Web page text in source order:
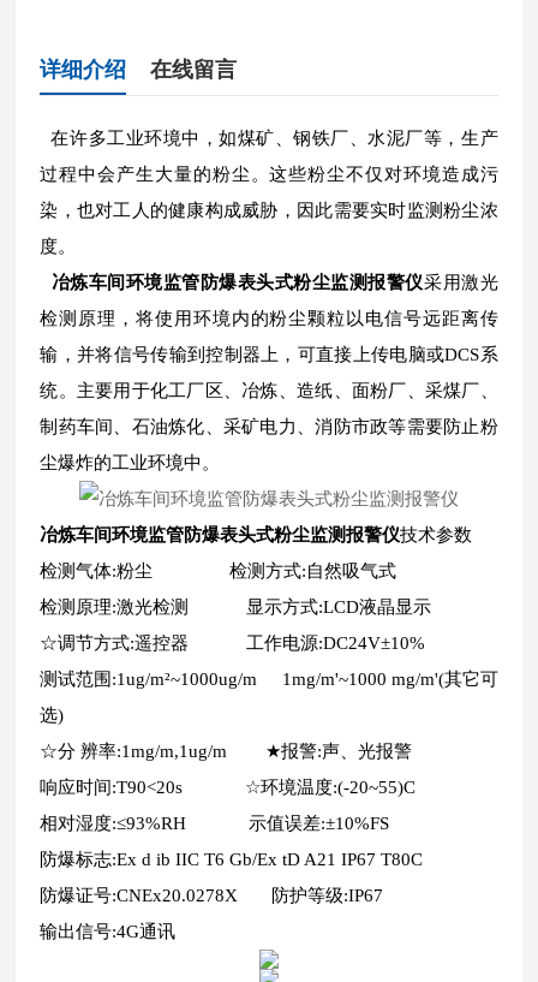
详细介绍 在线留言
在许多工业环境中，如煤矿、钢铁厂、水泥厂等，生产
过程中会产生大量的粉尘。这些粉尘不仅对环境造成污
染，也对工人的健康构成威胁，因此需要实时监测粉尘浓
度。
冶炼车间环境监管防爆表头式粉尘监测报警仪采用激光
检测原理，将使用环境内的粉尘颗粒以电信号远距离传
输，并将信号传输到控制器上，可直接上传电脑或DCS系
统。主要用于化工厂区、冶炼、造纸、面粉厂、采煤厂、
制药车间、石油炼化、采矿电力、消防市政等需要防止粉
尘爆炸的工业环境中。
冶炼车间环境监管防爆表头式粉尘监测报警仪技术参数
检测气体:粉尘 检测方式:自然吸气式
检测原理:激光检测 显示方式:LCD液晶显示
☆调节方式:遥控器 工作电源:DC24V±10%
测试范围:1ug/m²~1000ug/m 1mg/m'~1000 mg/m'(其它可
选)
☆分 辨率:1mg/m,1ug/m ★报警:声、光报警
响应时间:T90<20s ☆环境温度:(-20~55)C
相对湿度:≤93%RH 示值误差:±10%FS
防爆标志:Ex d ib IIC T6 Gb/Ex tD A21 IP67 T80C
防爆证号:CNEx20.0278X 防护等级:IP67
输出信号:4G通讯